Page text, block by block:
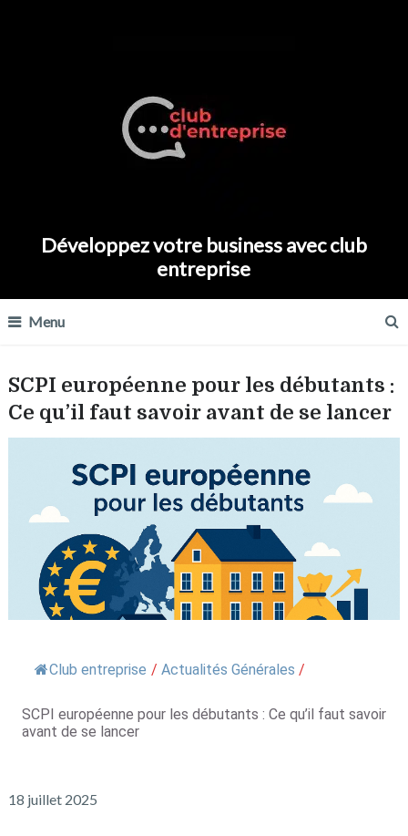
Développez votre business avec club
entreprise
Menu
SCPI européenne pour les débutants :
Ce qu’il faut savoir avant de se lancer
Club entreprise / Actualités Générales /
SCPI européenne pour les débutants : Ce qu’il faut savoir
avant de se lancer
18 juillet 2025